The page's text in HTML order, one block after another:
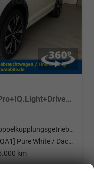
R-Line 1.0 TSI DSG AHK+NaviPro+IQ.Light+Drive+Alu18+Sitzheiz
Doppelkupplungsgetriebe (DSG)
[0QA1] Pure White / Dach Schwarz
km